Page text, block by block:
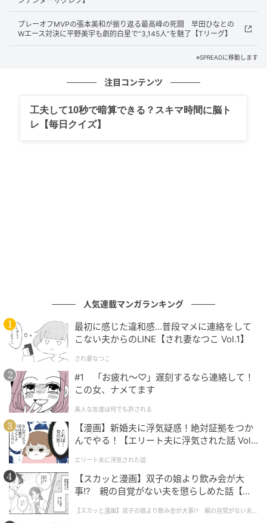
過去苦戦を強いられてきた早田を封じ、4強入りを決め
た張本美。リベンジに成功した18歳が、優勝争いの中
でどのような戦いを見せるのか注目が集まる。
する！🔥早田ひなを下し、ベスト4進出を決めた✨
🇺🇸女子シングルス準々決勝🇯🇵 4-1 🇯🇵11-7/11-
の「20本塁打トリオ」 常勝球団から“年間12
の記事をもっとみる
プレーオフMVPの張本美和が振り返る最高峰の死闘 早田ひなとの
Wエース対決に平野美宇も劇的白星で“3,145人”を魅了【Tリーグ】
※SPREADに移動します
注目コンテンツ
工夫して10秒で暗算できる？スキマ時間に脳ト
レ【毎日クイズ】
人気連載マンガランキング
最初に感じた違和感…普段マメに連絡をして
こない夫からのLINE【され妻なつこ Vol.1】
され妻なつこ
#1 「お疲れ〜♡」遅刻するなら連絡して！
この女、ナメてます
美人な友達は何でも許される
【漫画】新婚夫に浮気疑惑！絶対証拠をつか
んでやる！【エリート夫に浮気された話 Vol.
エリート夫に浮気された話
【スカッと漫画】双子の娘より飲み会が大
事!? 親の自覚がない夫を懲らしめた話【第1
【スカッと漫画】双子の娘より飲み会が大事!? 親の自覚がない夫を
懲らしめた話